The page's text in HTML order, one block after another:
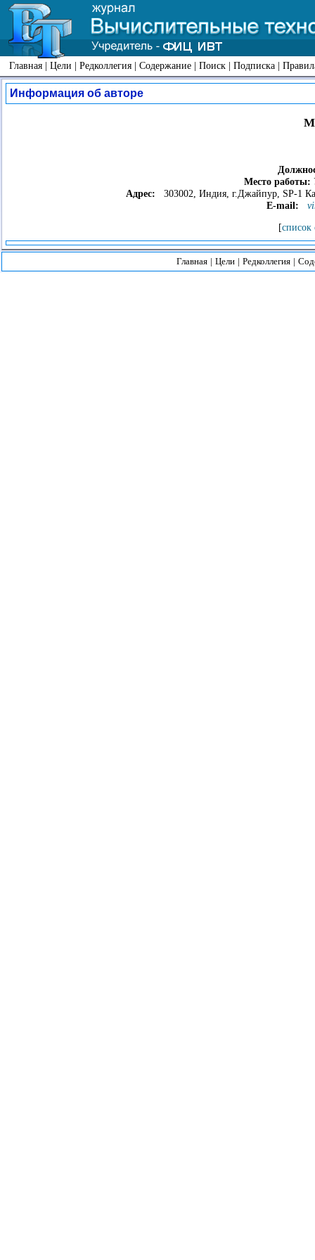
Главная | Цели | Редколлегия | Содержание | Поиск | Подписка |
Информация об авторе
Место работы:
Адрес: 303002, Индия, г.Джайпур, SP-1
E-mail:
[список
Главная | Цели | Редколлегия |